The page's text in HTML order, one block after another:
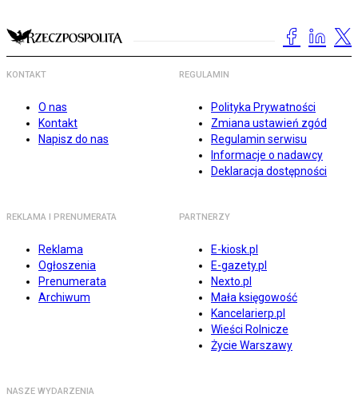
KONTAKT
O nas
Kontakt
Napisz do nas
REGULAMIN
Polityka Prywatności
Zmiana ustawień zgód
Regulamin serwisu
Informacje o nadawcy
Deklaracja dostępności
REKLAMA I PRENUMERATA
Reklama
Ogłoszenia
Prenumerata
Archiwum
PARTNERZY
E-kiosk.pl
E-gazety.pl
Nexto.pl
Mała księgowość
Kancelarierp.pl
Wieści Rolnicze
Życie Warszawy
NASZE WYDARZENIA